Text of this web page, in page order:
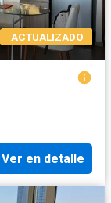
ACTUALIZADO
Ver en detalle